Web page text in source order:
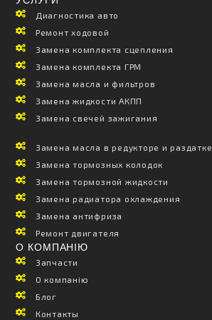
Диагностика авто
Ремонт ходовой
Замена комплекта сцепления
Замена комплекта ГРМ
Замена масла и фильтров
Замена жидкости АКПП
Замена свечей зажигания
Замена масла в редукторе и раздатке
Замена тормозных колодок
Замена тормозной жидкости
Замена радиатора охлаждения
Замена антифриза
Ремонт двигателя
О КОМПАНІЮ
Запчасти
О компанію
Блог
Контакты